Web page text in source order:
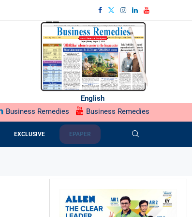
English
Business Remedies Business Remedies
EXCLUSIVE EPAPER